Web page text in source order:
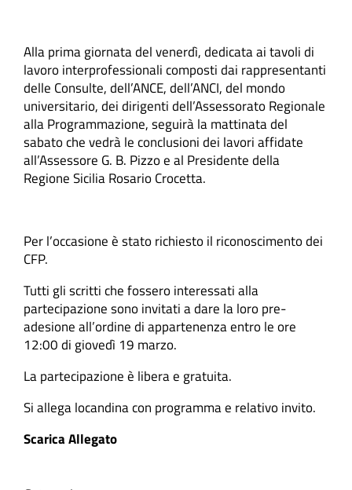
Alla prima giornata del venerdì, dedicata ai tavoli di
lavoro interprofessionali composti dai rappresentanti
delle Consulte, dell’ANCE, dell’ANCI, del mondo
universitario, dei dirigenti dell’Assessorato Regionale
alla Programmazione, seguirà la mattinata del
sabato che vedrà le conclusioni dei lavori affidate
all’Assessore G. B. Pizzo e al Presidente della
Regione Sicilia Rosario Crocetta.
Per l’occasione è stato richiesto il riconoscimento dei
CFP.
Tutti gli scritti che fossero interessati alla
partecipazione sono invitati a dare la loro pre-
adesione all’ordine di appartenenza entro le ore
12:00 di giovedì 19 marzo.
La partecipazione è libera e gratuita.
Si allega locandina con programma e relativo invito.
Scarica Allegato